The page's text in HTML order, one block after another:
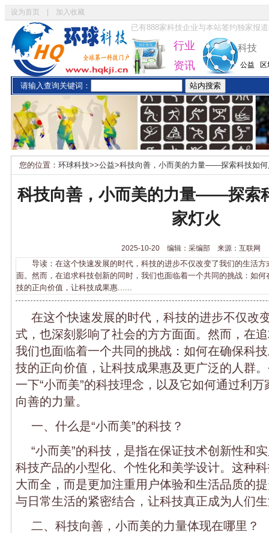
设为首页 加入收藏
已有888家科技企业与本站签约独家报
行业
资讯
科技
公益
请输入查询关键词：
您的位置： 环球科技>>公益>科技向善，小而美的力量——探索科技如何
科技向善，小而美的力量——探索
家灯火
2025-10-20 编辑：采编部 来源：互联网
导读：在这个快速发展的时代，科技的进步不仅改变了我们的生活方
面。然而，在追求科技创新的同时，我们也面临着一个共同的挑战：如
技的正向价值，让科技成果惠......
在这个快速发展的时代，科技的进步不仅改
式，也深刻影响了社会的方方面面。然而，在
我们也面临着一个共同的挑战：如何在确保科
技的正向价值，让科技成果惠及更广泛的人群
一下“小而美”的科技理念，以及它如何通过利
向善的力量。
一、什么是“小而美”的科技？
“小而美”的科技，是指在保证技术创新性和
科技产品的小型化、个性化和美学设计。这种
大而全，而是更加注重用户体验和生活品质的
与日常生活的紧密结合，让科技真正成为人们
二、科技向善，小而美的力量体现在哪里？